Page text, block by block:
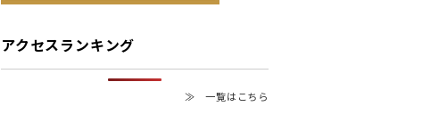
アクセスランキング
≫ 一覧はこちら